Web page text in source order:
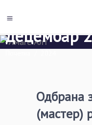
децембар
Одбрана
(мастер)